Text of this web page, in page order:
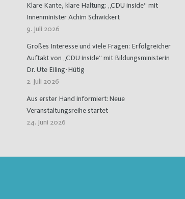
Klare Kante, klare Haltung: „CDU inside“ mit
Innenminister Achim Schwickert
9. Juli 2026
Großes Interesse und viele Fragen: Erfolgreicher
Auftakt von „CDU inside“ mit Bildungsministerin
Dr. Ute Eiling-Hütig
2. Juli 2026
Aus erster Hand informiert: Neue
Veranstaltungsreihe startet
24. Juni 2026